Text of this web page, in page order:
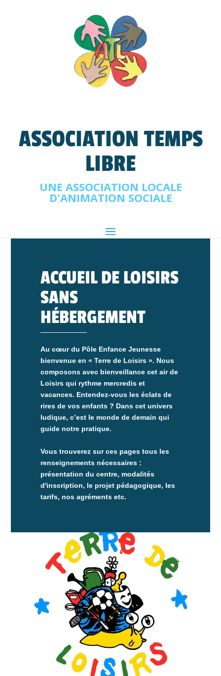
ASSOCIATION TEMPS
LIBRE
UNE ASSOCIATION LOCALE
D'ANIMATION SOCIALE
ACCUEIL DE LOISIRS
SANS
HÉBERGEMENT
Au cœur du Pôle Enfance Jeunesse
bienvenue en « Terre de Loisirs ». Nous
composons avec bienveillance cet air de
Loisirs qui rythme mercredis et
vacances. Entendez-vous les éclats de
rires de vos enfants ? Dans cet univers
ludique, c’est le monde de demain qui
guide notre pratique.
Vous trouverez sur ces pages tous les
renseignements nécessaires :
présentation du centre, modalités
d'inscription, le projet pédagogique, les
tarifs, nos agréments etc.